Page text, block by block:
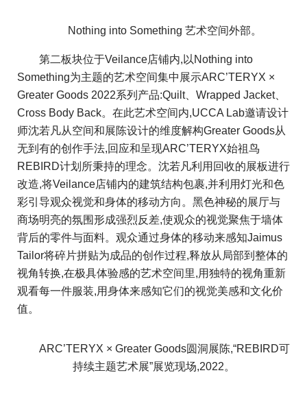
Nothing into Something 艺术空间外部。
第二板块位于Veilance店铺内,以Nothing into
Something为主题的艺术空间集中展示ARC’TERYX ×
Greater Goods 2022系列产品:Quilt、Wrapped Jacket、
Cross Body Back。在此艺术空间内,UCCA Lab邀请设计
师沈若凡从空间和展陈设计的维度解构Greater Goods从
无到有的创作手法,回应和呈现ARC’TERYX始祖鸟
REBIRD计划所秉持的理念。沈若凡利用回收的展板进行
改造,将Veilance店铺内的建筑结构包裹,并利用灯光和色
彩引导观众视觉和身体的移动方向。黑色神秘的展厅与
商场明亮的氛围形成强烈反差,使观众的视觉聚焦于墙体
背后的零件与面料。观众通过身体的移动来感知Jaimus
Tailor将碎片拼贴为成品的创作过程,释放从局部到整体的
视角转换,在极具体验感的艺术空间里,用独特的视角重新
观看每一件服装,用身体来感知它们的视觉美感和文化价
值。
ARC’TERYX × Greater Goods圆洞展陈,“REBIRD可
持续主题艺术展”展览现场,2022。